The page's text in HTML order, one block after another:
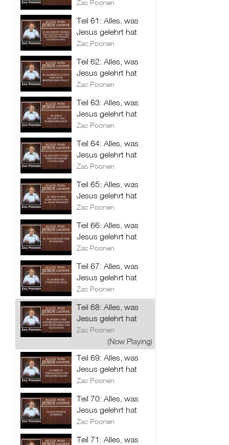
Zac Poonen
Teil 61: Alles, was
Jesus gelehrt hat
Zac Poonen
Teil 62: Alles, was
Jesus gelehrt hat
Zac Poonen
Teil 63: Alles, was
Jesus gelehrt hat
Zac Poonen
Teil 64: Alles, was
Jesus gelehrt hat
Zac Poonen
Teil 65: Alles, was
Jesus gelehrt hat
Zac Poonen
Teil 66: Alles, was
Jesus gelehrt hat
Zac Poonen
Teil 67: Alles, was
Jesus gelehrt hat
Zac Poonen
Teil 68: Alles, was
Jesus gelehrt hat
Zac Poonen
(Now Playing)
Teil 69: Alles, was
Jesus gelehrt hat
Zac Poonen
Teil 70: Alles, was
Jesus gelehrt hat
Zac Poonen
Teil 71: Alles, was